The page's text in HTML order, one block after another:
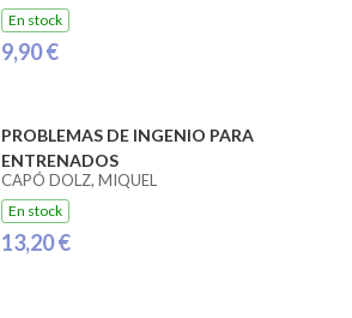
En stock
9,90 €
PROBLEMAS DE INGENIO PARA
ENTRENADOS
CAPÓ DOLZ, MIQUEL
En stock
13,20 €